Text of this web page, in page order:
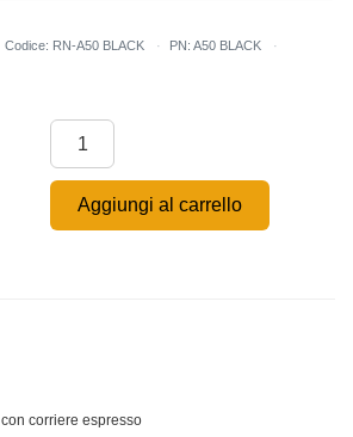
Codice: RN-A50 BLACK
PN: A50 BLACK
Aggiungi al carrello
con corriere espresso